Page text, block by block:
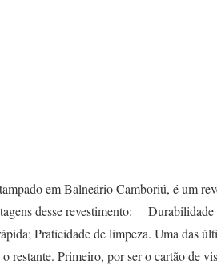
em Balneário Camboriú, é um
desse revestimento: ⠀
Praticidade de limpeza. Uma das
restante. Primeiro, por ser o cartão de